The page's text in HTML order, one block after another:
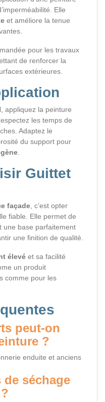
Elle
et améliore la tenue
pour les travaux
de renforcer la
extérieures.
appliquez la peinture
les temps de
Adaptez le
du support pour
Guittet
façade , c’est opter
fiable. Elle permet de
une base parfaitement
une finition de qualité.
élevé et sa facilité
un produit
comme pour les
peut-on
?
enduite et anciens
de séchage